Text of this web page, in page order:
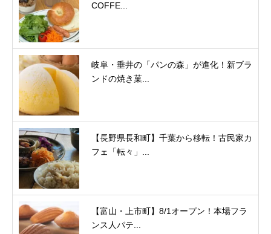
COFFE...
岐阜・垂井の「パンの森」が進化！新ブラ
ンドの焼き菓...
【長野県長和町】千葉から移転！古民家カ
フェ「転々」...
【富山・上市町】8/1オープン！本場フラ
ンス人パテ...